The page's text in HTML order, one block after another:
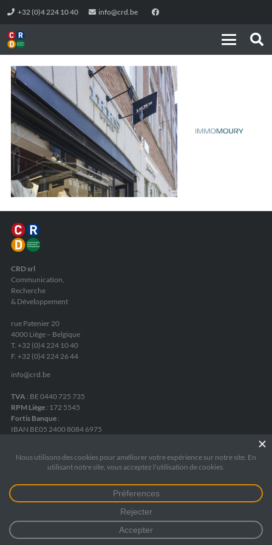
+32 (0)4 224 10 40 info@crd.be
CRD srl
Communication,
Recherche
& Développement
rue Patenier 20
4000 Liège – Belgique
T. +32 (0)4 224 10 40
F. +32 (0)4 224 26 44
info@crd.be
TVA : BE 0440 725 735
RPM Liège : 172 5545
Fortis Banque :
IBAN BE05 2400 8084 6975